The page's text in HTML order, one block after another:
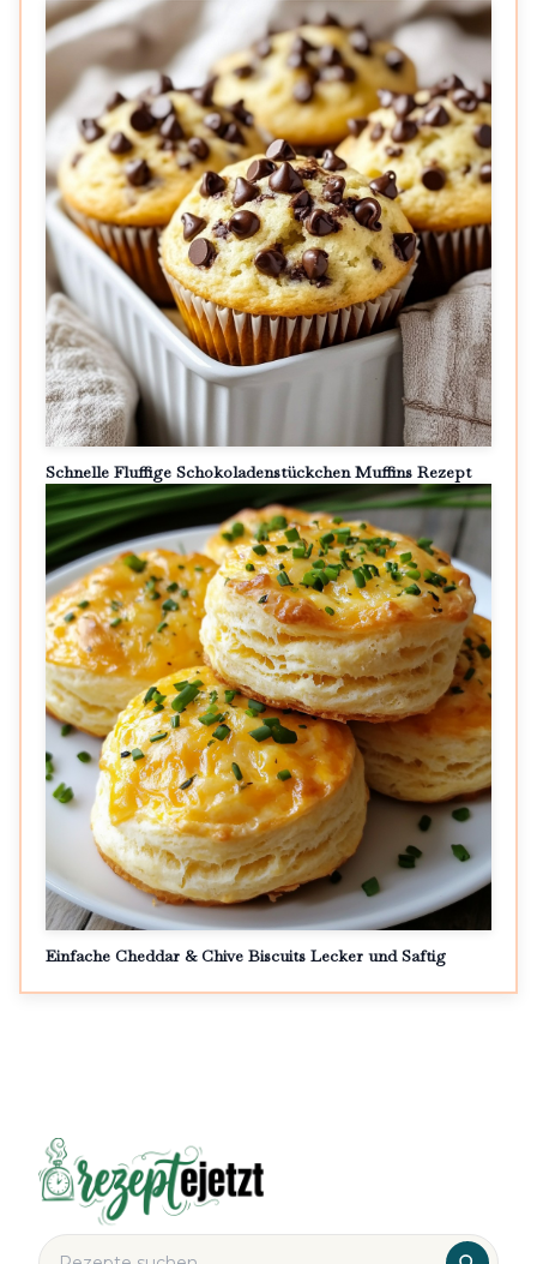
Schnelle Fluffige Schokoladenstückchen Muffins Rezept
Einfache Cheddar & Chive Biscuits Lecker und Saftig